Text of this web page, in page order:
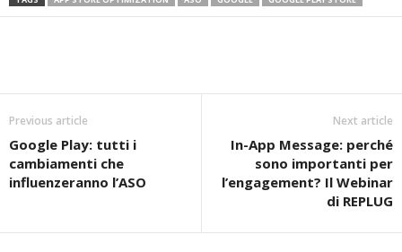
Previous article
Google Play: tutti i
cambiamenti che
influenzeranno l’ASO
Next article
In-App Message: perché
sono importanti per
l’engagement? Il Webinar
di REPLUG